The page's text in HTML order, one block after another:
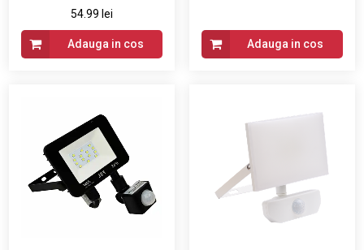
54.99 lei
Adauga in cos Adauga in cos